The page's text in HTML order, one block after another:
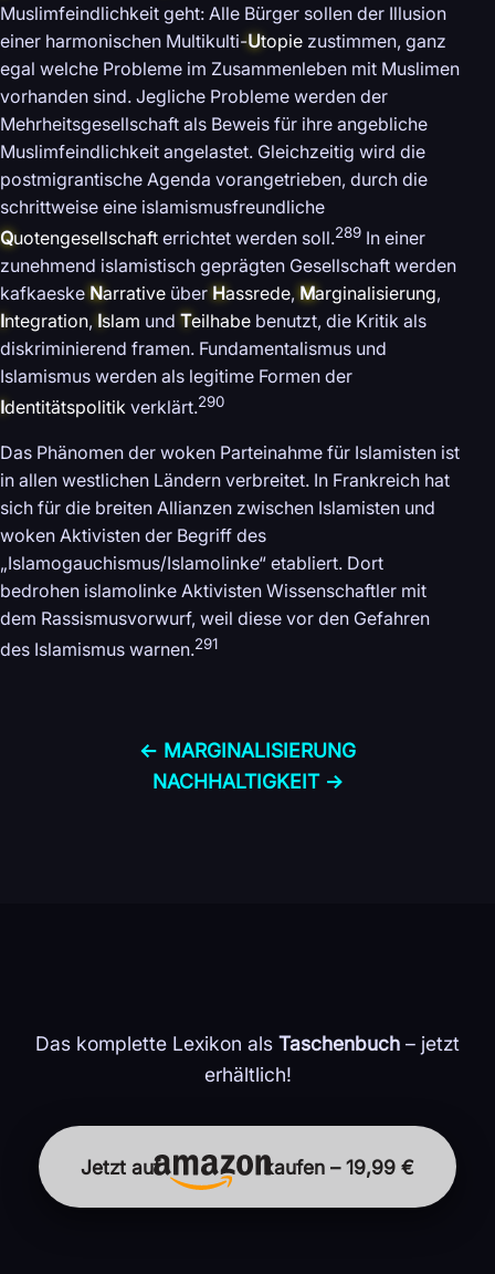
Muslimfeindlichkeit geht: Alle Bürger sollen der Illusion
einer harmonischen Multikulti-Utopie zustimmen, ganz
egal welche Probleme im Zusammenleben mit Muslimen
vorhanden sind. Jegliche Probleme werden der
Mehrheitsgesellschaft als Beweis für ihre angebliche
Muslimfeindlichkeit angelastet. Gleichzeitig wird die
postmigrantische Agenda vorangetrieben, durch die
schrittweise eine islamismusfreundliche
Quotengesellschaft errichtet werden soll.289 In einer
zunehmend islamistisch geprägten Gesellschaft werden
kafkaeske Narrative über Hassrede, Marginalisierung,
Integration, Islam und Teilhabe benutzt, die Kritik als
diskriminierend framen. Fundamentalismus und
Islamismus werden als legitime Formen der
Identitätspolitik verklärt.290
Das Phänomen der woken Parteinahme für Islamisten ist
in allen westlichen Ländern verbreitet. In Frankreich hat
sich für die breiten Allianzen zwischen Islamisten und
woken Aktivisten der Begriff des
„Islamogauchismus/Islamolinke“ etabliert. Dort
bedrohen islamolinke Aktivisten Wissenschaftler mit
dem Rassismusvorwurf, weil diese vor den Gefahren
des Islamismus warnen.291
← MARGINALISIERUNG
NACHHALTIGKEIT →
Das komplette Lexikon als Taschenbuch – jetzt
erhältlich!
Jetzt auf kaufen – 19,99 €